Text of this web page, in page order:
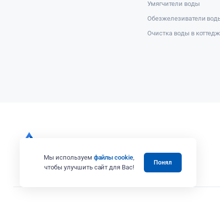
Умягчители воды
Обезжелезиватели
Очистка воды в
Мы используем файлы cookie,
чтобы улучшить сайт для Вас!
Понял